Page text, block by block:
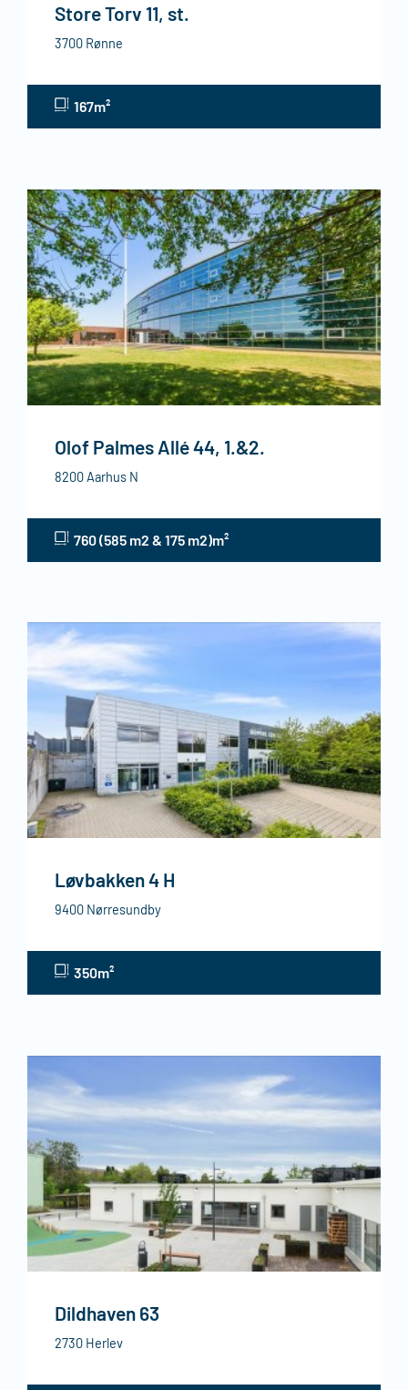
Store Torv 11, st.
3700 Rønne
167m²
Olof Palmes Allé 44, 1.&2.
8200 Aarhus N
760 (585 m2 & 175 m2)m²
Løvbakken 4 H
9400 Nørresundby
350m²
Dildhaven 63
2730 Herlev